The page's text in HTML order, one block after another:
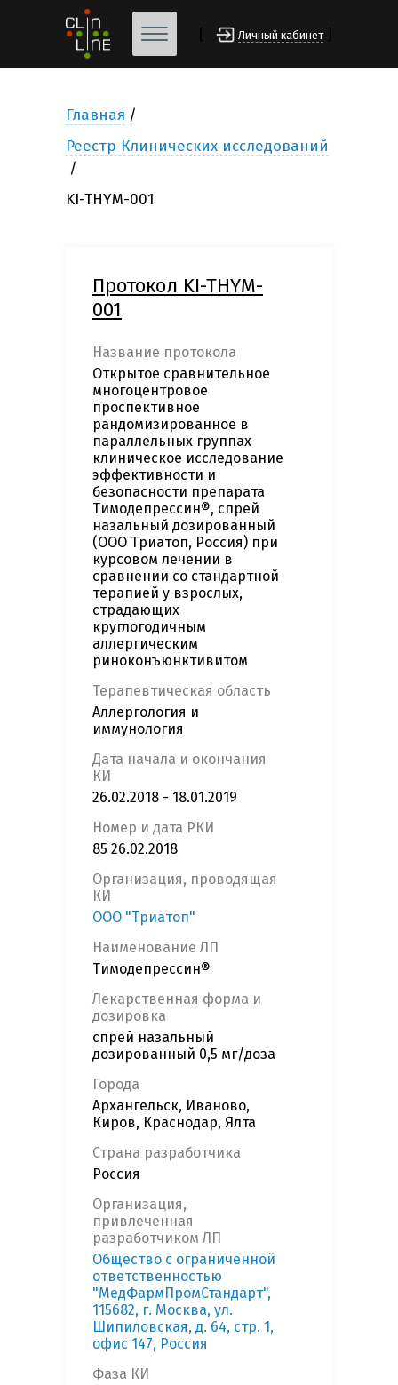
Личный кабинет
Главная
Реестр Клинических исследований
KI-THYM-001
Протокол KI-THYM-
001
Название протокола
Открытое сравнительное
многоцентровое
проспективное
рандомизированное в
параллельных группах
клиническое исследование
эффективности и
безопасности препарата
Тимодепрессин®, спрей
назальный дозированный
(ООО Триатоп, Россия) при
курсовом лечении в
сравнении со стандартной
терапией у взрослых,
страдающих
круглогодичным
аллергическим
риноконъюнктивитом
Терапевтическая область
Аллергология и
иммунология
Дата начала и окончания
КИ
26.02.2018 - 18.01.2019
Номер и дата РКИ
85 26.02.2018
Организация, проводящая
КИ
ООО "Триатоп"
Наименование ЛП
Тимодепрессин®
Лекарственная форма и
дозировка
спрей назальный
дозированный 0,5 мг/доза
Города
Архангельск, Иваново,
Киров, Краснодар, Ялта
Страна разработчика
Россия
Организация,
привлеченная
разработчиком ЛП
Общество с ограниченной
ответственностью
"МедФармПромСтандарт",
115682, г. Москва, ул.
Шипиловская, д. 64, стр. 1,
офис 147, Россия
Фаза КИ